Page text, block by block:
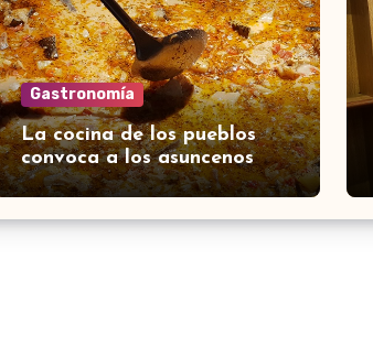
Gastronomía
La cocina de los pueblos
convoca a los asuncenos